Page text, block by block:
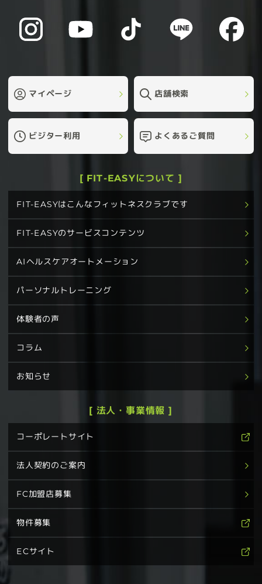
マイページ 店舗検索
ビジター利用 よくあるご質問
[ FIT-EASYについて ]
FIT-EASYはこんなフィットネスクラブです
FIT-EASYのサービスコンテンツ
AIヘルスケアオートメーション
パーソナルトレーニング
体験者の声
コラム
お知らせ
[ 法人・事業情報 ]
コーポレートサイト
法人契約のご案内
FC加盟店募集
物件募集
ECサイト